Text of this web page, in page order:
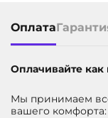
законодательства
ГАРАНТИЯ
СРОК СЛУЖБЫ
3 года
Оплата
Оплачивайте как
Мы принимаем
вашего комфорта: